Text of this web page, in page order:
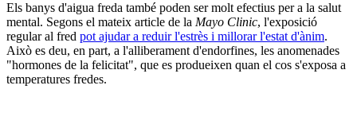
Els banys d'aigua freda també poden ser molt efectius per a la salut
mental. Segons el mateix article de la Mayo Clinic, l'exposició
regular al fred pot ajudar a reduir l'estrès i millorar l'estat d'ànim.
Això es deu, en part, a l'alliberament d'endorfines, les anomenades
"hormones de la felicitat", que es produeixen quan el cos s'exposa a
temperatures fredes.